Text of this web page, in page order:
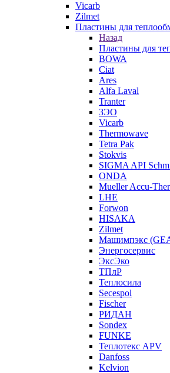
Vicarb
Zilmet
Пластины для
Назад
Пластины для
BOWA
Ciat
Ares
Alfa Laval
Tranter
ЗЭО
Vicarb
Thermowave
Tetra Pak
Stokvis
SIGMA API
ONDA
Mueller Accu-
LHE
Forwon
HISAKA
Zilmet
Машимпэкс
Энергосервис
ЭксЭко
ТПлР
Теплосила
Secespol
Fischer
РИДАН
Sondex
FUNKE
Теплотекс APV
Danfoss
Kelvion